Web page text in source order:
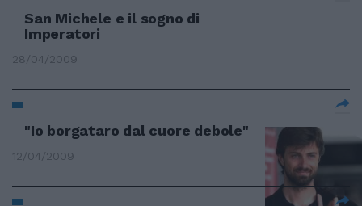
San Michele e il sogno di
Imperatori
28/04/2009
"Io borgataro dal cuore debole"
12/04/2009